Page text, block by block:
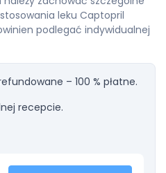
leku Captopril
podlegać indywidualnej
– 100 % płatne.
recepcie.